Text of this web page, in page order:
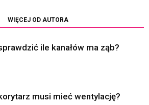
WIĘCEJ OD AUTORA
ile kanałów ma ząb?
musi mieć wentylację?